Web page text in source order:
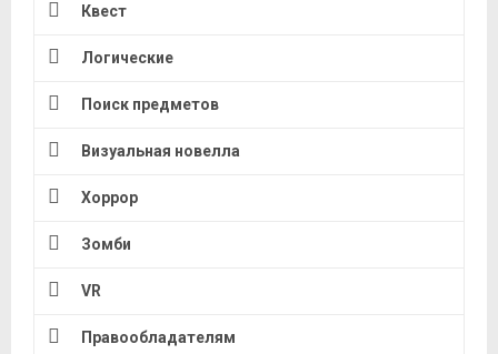
Квест
Логические
Поиск предметов
Визуальная новелла
Хоррор
Зомби
VR
Правообладателям